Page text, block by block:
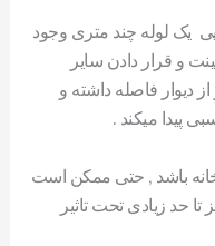
یک لوله چند متری وجود
و قرار دادن سایر
دیوار فاصله داشته و
پیدا میکند .
باشد , حتی ممکن است
حد زیادی تحت تاثیر